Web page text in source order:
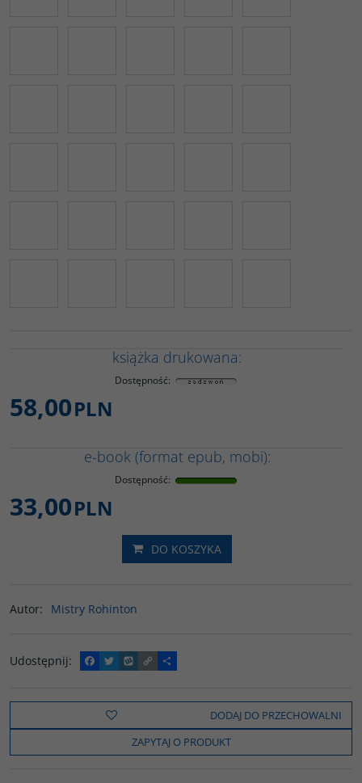
książka drukowana:
Dostępność:
58,00PLN
e-book (format epub, mobi):
Dostępność:
33,00PLN
DO KOSZYKA
Autor: Mistry Rohinton
Udostępnij:
F
a
e
o
k
T
w
t
t
e
W
y
o
C
o
y
i
n
k
P
o
z
e
l
s
DODAJ DO PRZECHOWALNI
ZAPYTAJ O PRODUKT